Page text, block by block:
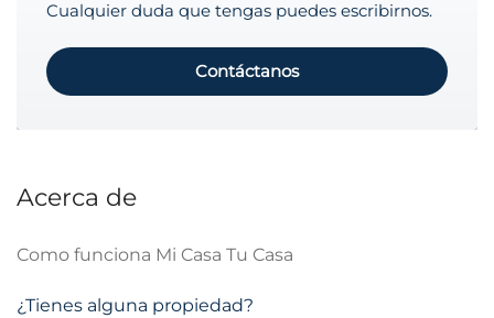
Cualquier duda que tengas puedes escribirnos.
Contáctanos
Acerca de
Como funciona Mi Casa Tu Casa
¿Tienes alguna propiedad?